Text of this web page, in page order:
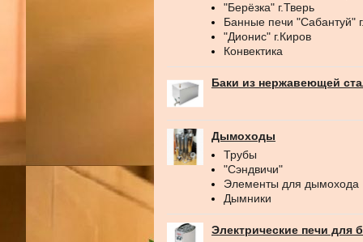
"Берёзка" г.Тверь
Банные печи "Сабантуй"
"Дионис" г.Киров
Конвектика
Баки из нержавеющей
Дымоходы
Трубы
"Сэндвичи"
Элементы для дымохода
Дымники
Электрические печи для